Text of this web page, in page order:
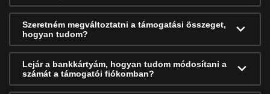
Szeretném megváltoztatni a támogatási összeget,
hogyan tudom?
Lejár a bankkártyám, hogyan tudom módosítani a
számát a támogatói fiókomban?